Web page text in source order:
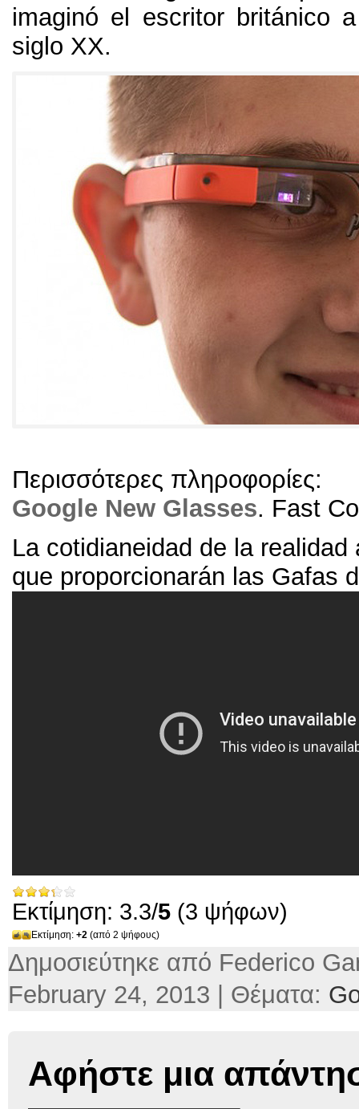
imaginó el escritor británico
siglo XX.
Περισσότερες πληροφορίες:
Google New Glasses. Fast
La cotidianeidad de la realidad
que proporcionarán las Gafas
Εκτίμηση: 3.3/5 (3 ψήφων)
Εκτίμηση: +2 (από 2 ψήφους)
Δημοσιεύτηκε από Federico
February 24, 2013 | Θέματα:
Αφήστε μια